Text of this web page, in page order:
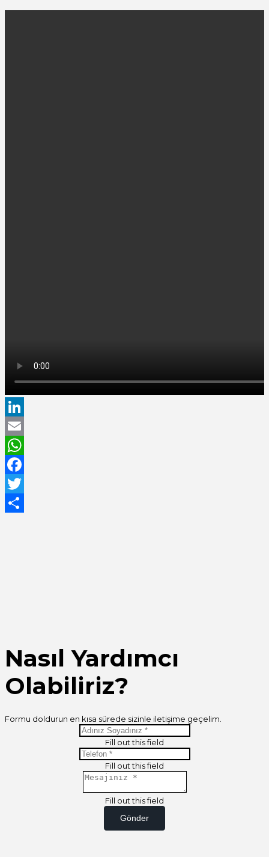
LinkedIn
Email
WhatsApp
Facebook
Twitter
Nasıl Yardımcı
Olabiliriz?
Formu doldurun en kısa sürede sizinle iletişime geçelim.
Fill out this field
Fill out this field
Fill out this field
Gönder